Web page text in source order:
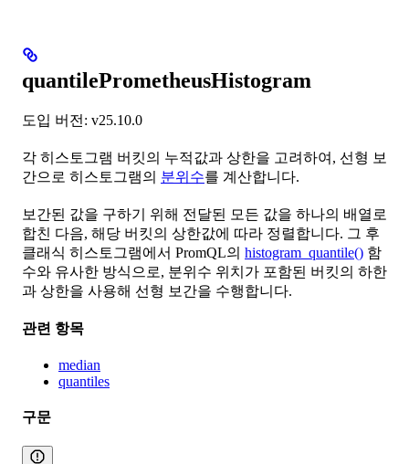
quantilePrometheusHistogram
도입 버전: v25.10.0
각 히스토그램 버킷의 누적값과 상한을 고려하여, 선형 보
간으로 히스토그램의 분위수를 계산합니다.
보간된 값을 구하기 위해 전달된 모든 값을 하나의 배열로
합친 다음, 해당 버킷의 상한값에 따라 정렬합니다. 그 후
클래식 히스토그램에서 PromQL의 histogram_quantile() 함
수와 유사한 방식으로, 분위수 위치가 포함된 버킷의 하한
과 상한을 사용해 선형 보간을 수행합니다.
관련 항목
median
quantiles
구문